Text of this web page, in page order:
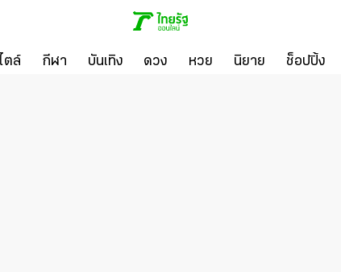
ตล์ กีฬา บันเทิง ดวง หวย นิยาย ช็อปปิ้ง